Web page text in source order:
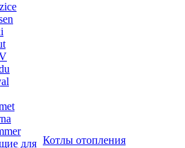
для Котлы отопления